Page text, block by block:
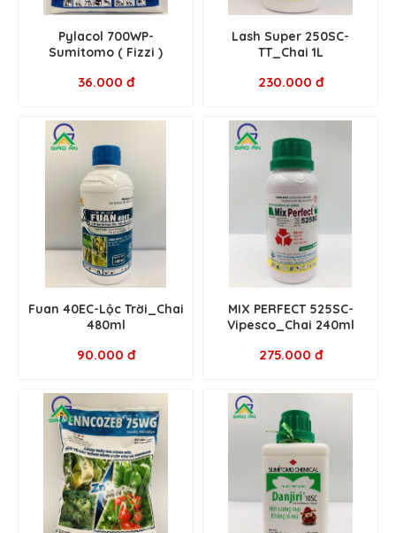
Pylacol 700WP-
Sumitomo ( Fizzi )
36.000 đ
Lash Super 250SC-
TT_Chai 1L
230.000 đ
Fuan 40EC-Lộc Trời_Chai
480ml
90.000 đ
MIX PERFECT 525SC-
Vipesco_Chai 240ml
275.000 đ